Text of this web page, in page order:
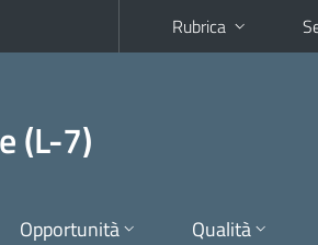
Rubrica
(L-7)
Opportunità Qualità